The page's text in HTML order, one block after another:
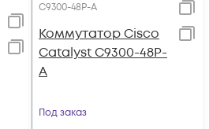
C9300-48P-A
Коммутатор Cisco
Catalyst C9300-48P-
A
Под заказ